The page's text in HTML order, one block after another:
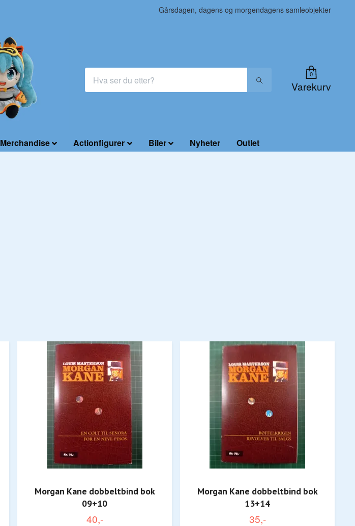
Gårsdagen, dagens og morgendagens samleobjekter
0
Varekurv
Merchandise Actionfigurer Biler Nyheter Outlet
Morgan Kane dobbeltbind bok
09+10
40,-
Morgan Kane dobbeltbind bok
13+14
35,-